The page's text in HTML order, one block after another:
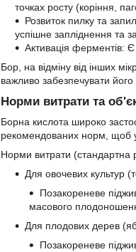
точках росту (коріння,
Розвиток пилку та
успішне запліднення та
Активація ферментів:
Бор, на відміну від інших
важливо забезпечувати
Норми витрати та
Борна кислота широко
рекомендованих норм, щоб
Норми витрати (стандартна
Для овочевих культур
Позакореневе
масового
Для плодових дерев
Позакореневе